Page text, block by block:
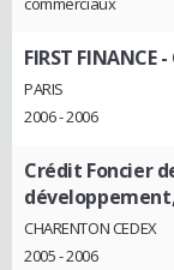
FIRST FINANCE-
PARIS
2006 - 2006
Crédit Foncier
CHARENTON CEDEX
2005 - 2006